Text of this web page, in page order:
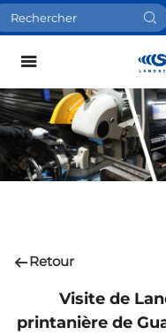
Retour
Visite de
printanière de